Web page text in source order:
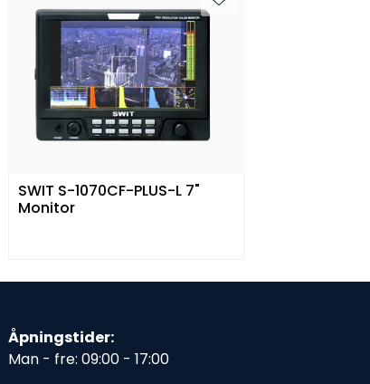
SWIT S-1070CF-PLUS-L 7"
Monitor
Åpningstider:
Man - fre: 09:00 - 17:00